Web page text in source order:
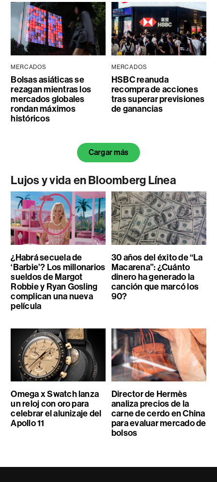
MERCADOS
Bolsas asiáticas se
rezagan mientras los
mercados globales
rondan máximos
históricos
MERCADOS
HSBC reanuda
recompra de acciones
tras superar previsiones
de ganancias
Cargar más
Lujos y vida en Bloomberg Línea
¿Habrá secuela de
‘Barbie’? Los millonarios
sueldos de Margot
Robbie y Ryan Gosling
complican una nueva
película
30 años del éxito de “La
Macarena”: ¿Cuánto
dinero ha generado la
canción que marcó los
90?
Omega x Swatch lanza
un reloj con oro para
celebrar el alunizaje del
Apollo 11
Director de Hermès
analiza precios de la
carne de cerdo en China
para evaluar mercado de
bolsos